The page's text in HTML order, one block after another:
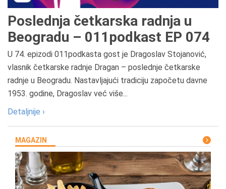
Poslednja četkarska radnja u
Beogradu – 011podkast EP 074
U 74. epizodi 011podkasta gost je Dragoslav Stojanović,
vlasnik četkarske radnje Dragan – poslednje četkarske
radnje u Beogradu. Nastavljajući tradiciju započetu davne
1953. godine, Dragoslav već više...
Detaljnije ›
MAGAZIN